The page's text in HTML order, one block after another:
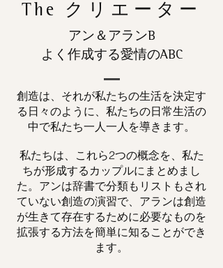
The クリエーター
アン＆アランB
よく作成する愛情のABC
創造は、それが私たちの生活を決定す
る日々のように、私たちの日常生活の
中で私たち一人一人を導きます。
私たちは、これら2つの概念を、私た
ちが形成するカップルにまとめまし
た。アンは辞書で分類もリストもされ
ていない創造の演習で、アランは創造
が生きて存在するために必要なものを
拡張する方法を簡単に知ることができ
ます。